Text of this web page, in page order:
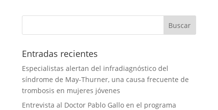
Entradas recientes
Especialistas alertan del infradiagnóstico del
síndrome de May-Thurner, una causa frecuente de
trombosis en mujeres jóvenes
Entrevista al Doctor Pablo Gallo en el programa